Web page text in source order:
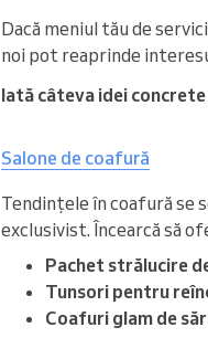
Dacă meniul tău de
noi pot reaprinde
Iată câteva idei
Salone de coafură
Tendințele în coafură se
exclusivist. Încearcă să
Pachet strălucire
Tunsori pentru
Coafuri glam de